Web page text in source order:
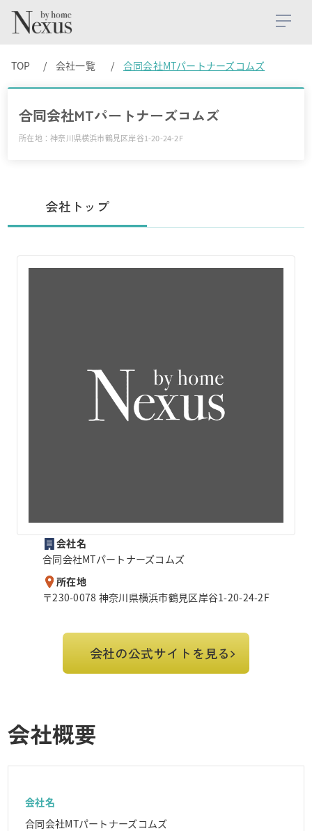
TOP 会社一覧 合同会社MTパートナーズコムズ
合同会社MTパートナーズコムズ
所在地：神奈川県横浜市鶴見区岸谷1-20-24-2F
会社トップ
会社名
合同会社MTパートナーズコムズ
所在地
〒230-0078 神奈川県横浜市鶴見区岸谷1-20-24-2F
会社の公式サイトを見る
会社概要
会社名
合同会社MTパートナーズコムズ